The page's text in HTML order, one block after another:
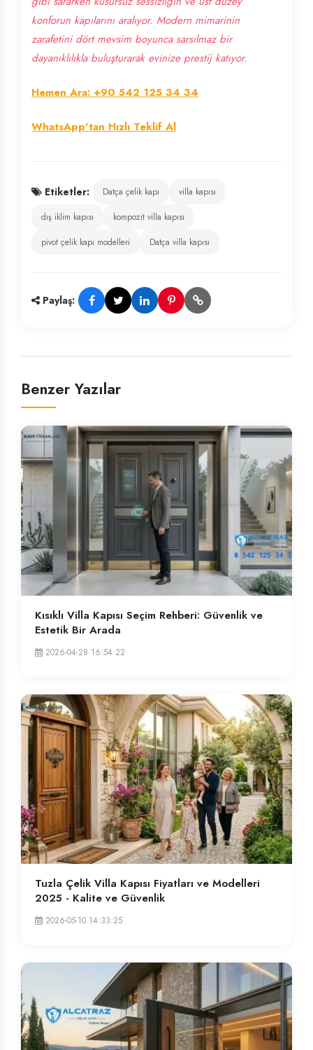
konforun kapılarını aralıyor. Modern mimarinin
zarafetini dört mevsim boyunca sarsılmaz bir
dayanıklılıkla buluşturarak evinize prestij katıyor.
Hemen Ara: +90 542 125 34 34
WhatsApp'tan Hızlı Teklif Al
Etiketler: Datça çelik kapı
villa kapısı
dış iklim kapısı
kompozit villa kapısı
pivot çelik kapı modelleri
Datça villa kapısı
Paylaş:
Benzer Yazılar
Kısıklı Villa Kapısı Seçim Rehberi: Güvenlik ve
Estetik Bir Arada
2026-04-28 16:54:22
Tuzla Çelik Villa Kapısı Fiyatları ve Modelleri
2025 - Kalite ve Güvenlik
2026-05-10 14:33:25